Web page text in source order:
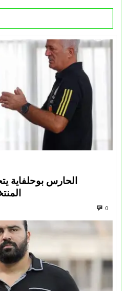
الحارس بوحلفاية
0